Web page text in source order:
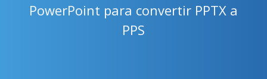
PowerPoint para convertir PPTX a
PPS